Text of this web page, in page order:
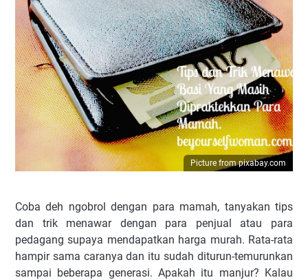
Picture from pixabay.com
Coba deh ngobrol dengan para mamah, tanyakan tips
dan trik menawar dengan para penjual atau para
pedagang supaya mendapatkan harga murah. Rata-rata
hampir sama caranya dan itu sudah diturun-temurunkan
sampai beberapa generasi. Apakah itu manjur? Kalau